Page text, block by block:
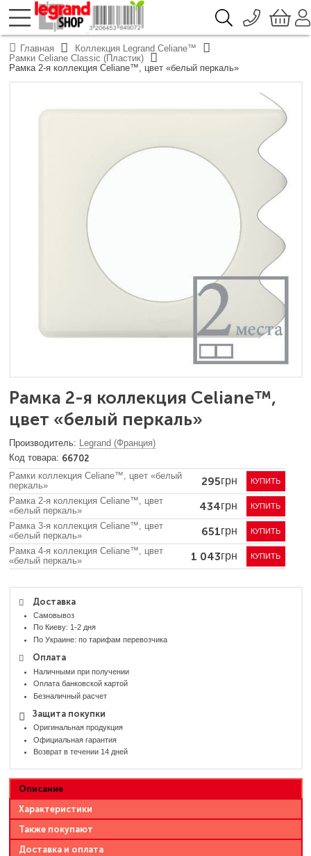
Рамка 2-я коллекция Celiane™,
цвет «белый перкаль»
Доставка
Самовывоз
По Киеву: 1-2 дня
По Украине: по тарифам перевозчика
Оплата
Наличными при получении
Оплата банковской картой
Безналичный расчет
Защита покупки
Оригинальная продукция
Официальная гарантия
Возврат в течении 14 дней
Legrand (Франция)
66702
Рамки коллекция Celiane™, цвет «белый
перкаль»
295грн КУПИТЬ
Рамка 2-я коллекция Celiane™, цвет
«белый перкаль»
434грн КУПИТЬ
Рамка 3-я коллекция Celiane™, цвет
«белый перкаль»
651грн КУПИТЬ
Рамка 4-я коллекция Celiane™, цвет
«белый перкаль»
1 043грн КУПИТЬ
Описание
Характеристики
Также покупают
Доставка и оплата
О компании
Доставка
Каталоги продукции Legrand
096 776-72-46
044 390-66-40
093 332-67-53
Главная
Коллекция Legrand Celiane™
Рамки Celiane Classic (Пластик)
Рамка 2-я коллекция Celiane™, цвет «белый перкаль»